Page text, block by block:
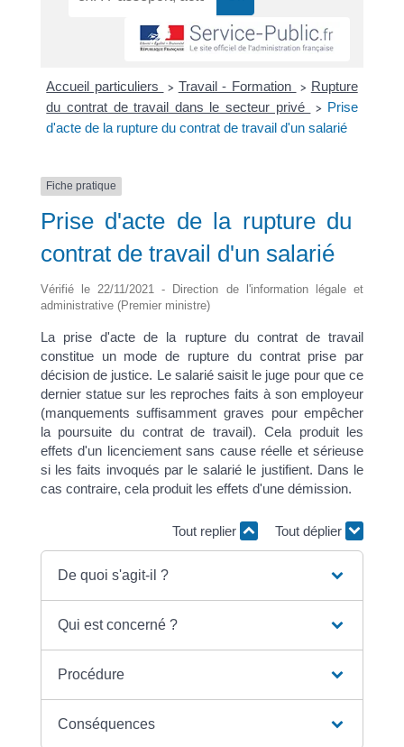
Accueil particuliers > Travail - Formation > Rupture
du contrat de travail dans le secteur privé
> Prise
d'acte de la rupture du contrat de travail d'un salarié
Fiche pratique
Prise d'acte de la rupture du
contrat de travail d'un salarié
Vérifié le 22/11/2021 - Direction de l'information légale et
administrative (Premier ministre)
La prise d'acte de la rupture du contrat de travail
constitue un mode de rupture du contrat prise par
décision de justice. Le salarié saisit le juge pour que ce
dernier statue sur les reproches faits à son employeur
(manquements suffisamment graves pour empêcher
la poursuite du contrat de travail). Cela produit les
effets d'un licenciement sans cause réelle et sérieuse
si les faits invoqués par le salarié le justifient. Dans le
cas contraire, cela produit les effets d'une démission.
Tout replier Tout déplier
De quoi s'agit-il ?
Qui est concerné ?
Procédure
Conséquences